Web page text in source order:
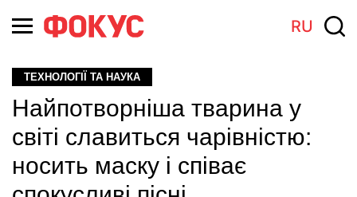
RU
ТЕХНОЛОГІЇ ТА НАУКА
Найпотворніша тварина у
світі славиться чарівністю:
носить маску і співає